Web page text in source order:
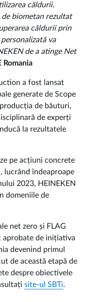
căldurii.
biometan rezultat
căldurii prin
va
de a atinge Net
Romania
a fost lansat
generate de Scope
de băuturi,
de experți
la rezultatele
pe acțiuni concrete
lucrând îndeaproape
2023, HEINEKEN
domeniile de
net zero și FLAG
aprobate de inițiativa
devenind primul
de această etapă de
despre obiectivele
site-ul SBTi.